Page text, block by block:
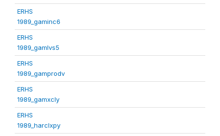
ERHS
1989_gaminc6
ERHS
1989_gamlvs5
ERHS
1989_gamprodv
ERHS
1989_gamxcly
ERHS
1989_harclxpy